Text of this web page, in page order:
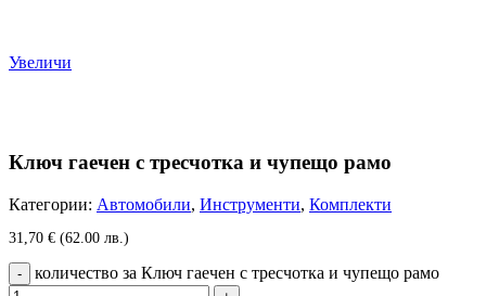
Увеличи
Ключ гаечен с тресчотка и чупещо рамо
Категории: Автомобили, Инструменти, Комплекти
31,70 € (62.00 лв.)
количество за Ключ гаечен с тресчотка и чупещо рамо